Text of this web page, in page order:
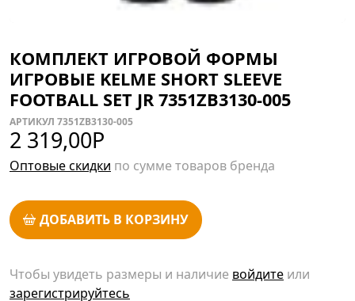
КОМПЛЕКТ ИГРОВОЙ ФОРМЫ
ИГРОВЫЕ KELME SHORT SLEEVE
FOOTBALL SET JR 7351ZB3130-005
АРТИКУЛ 7351ZB3130-005
2 319,00Р
Оптовые скидки по сумме товаров бренда
ДОБАВИТЬ В КОРЗИНУ
Чтобы увидеть размеры и наличие войдите или
зарегистрируйтесь